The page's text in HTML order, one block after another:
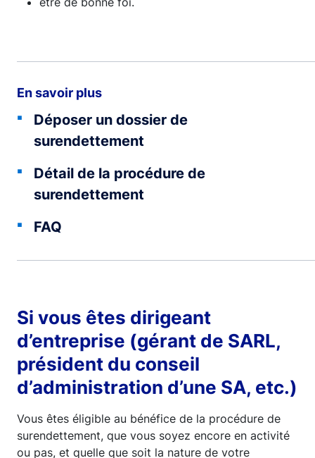
En savoir plus
Déposer un dossier de
surendettement
Détail de la procédure de
surendettement
FAQ
Si vous êtes dirigeant
d’entreprise (gérant de SARL,
président du conseil
d’administration d’une SA, etc.)
Vous êtes éligible au bénéfice de la procédure de
surendettement, que vous soyez encore en activité
ou pas, et quelle que soit la nature de votre